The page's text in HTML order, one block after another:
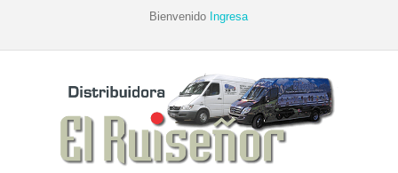
Bienvenido Ingresa